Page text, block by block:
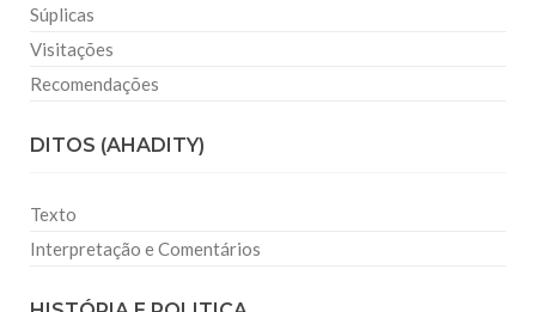
Súplicas
Visitações
Recomendações
DITOS (AHADITY)
Texto
Interpretação e Comentários